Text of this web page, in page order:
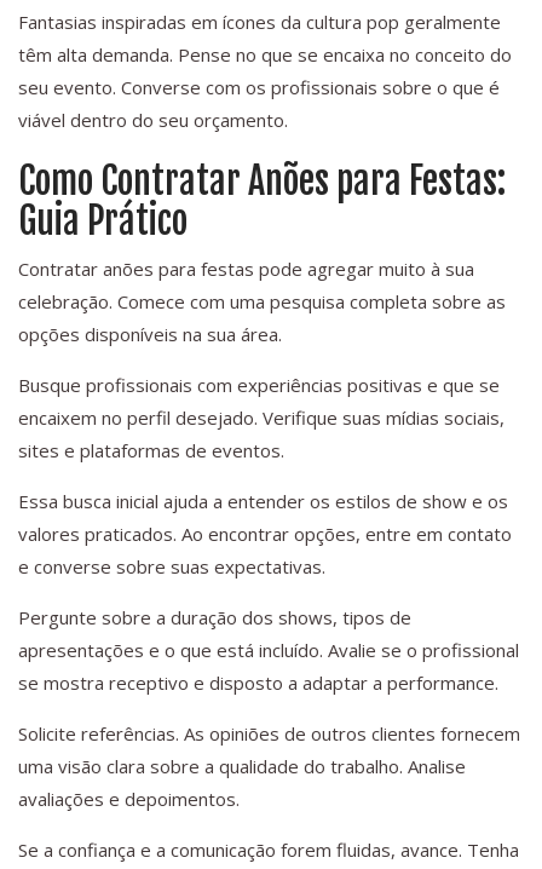
Fantasias inspiradas em ícones da cultura pop geralmente
têm alta demanda. Pense no que se encaixa no conceito do
seu evento. Converse com os profissionais sobre o que é
viável dentro do seu orçamento.
Como Contratar Anões para Festas:
Guia Prático
Contratar anões para festas pode agregar muito à sua
celebração. Comece com uma pesquisa completa sobre as
opções disponíveis na sua área.
Busque profissionais com experiências positivas e que se
encaixem no perfil desejado. Verifique suas mídias sociais,
sites e plataformas de eventos.
Essa busca inicial ajuda a entender os estilos de show e os
valores praticados. Ao encontrar opções, entre em contato
e converse sobre suas expectativas.
Pergunte sobre a duração dos shows, tipos de
apresentações e o que está incluído. Avalie se o profissional
se mostra receptivo e disposto a adaptar a performance.
Solicite referências. As opiniões de outros clientes fornecem
uma visão clara sobre a qualidade do trabalho. Analise
avaliações e depoimentos.
Se a confiança e a comunicação forem fluidas, avance. Tenha